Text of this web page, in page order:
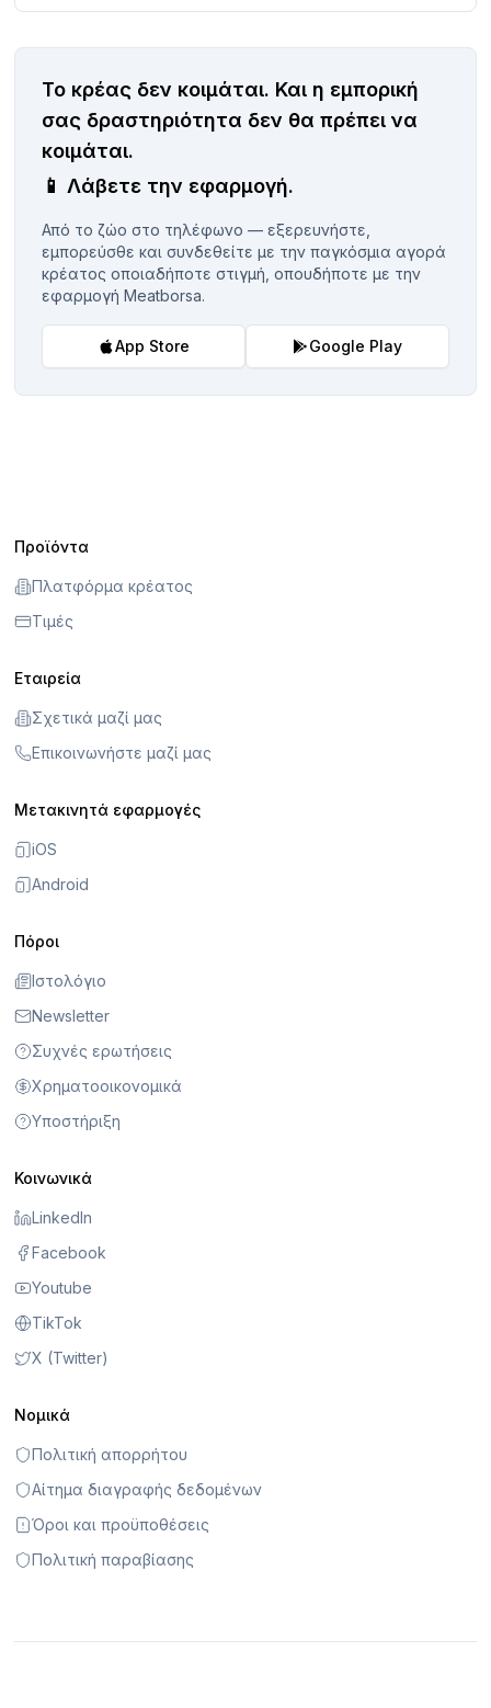
Το κρέας δεν κοιμάται. Και η εμπορική
σας δραστηριότητα δεν θα πρέπει να
κοιμάται.
📱 Λάβετε την εφαρμογή.
Από το ζώο στο τηλέφωνο — εξερευνήστε,
εμπορεύσθε και συνδεθείτε με την παγκόσμια αγορά
κρέατος οποιαδήποτε στιγμή, οπουδήποτε με την
εφαρμογή Meatborsa.
App Store Google Play
Προϊόντα
Πλατφόρμα κρέατος
Τιμές
Εταιρεία
Σχετικά μαζί μας
Επικοινωνήστε μαζί μας
Μετακινητά εφαρμογές
iOS
Android
Πόροι
Ιστολόγιο
Newsletter
Συχνές ερωτήσεις
Χρηματοοικονομικά
Υποστήριξη
Κοινωνικά
LinkedIn
Facebook
Youtube
TikTok
X (Twitter)
Νομικά
Πολιτική απορρήτου
Αίτημα διαγραφής δεδομένων
Όροι και προϋποθέσεις
Πολιτική παραβίασης